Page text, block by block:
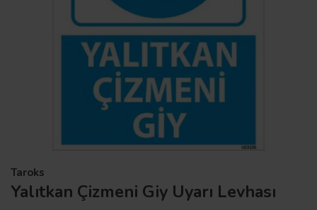
Taroks
Yalıtkan Çizmeni Giy Uyarı Levhası